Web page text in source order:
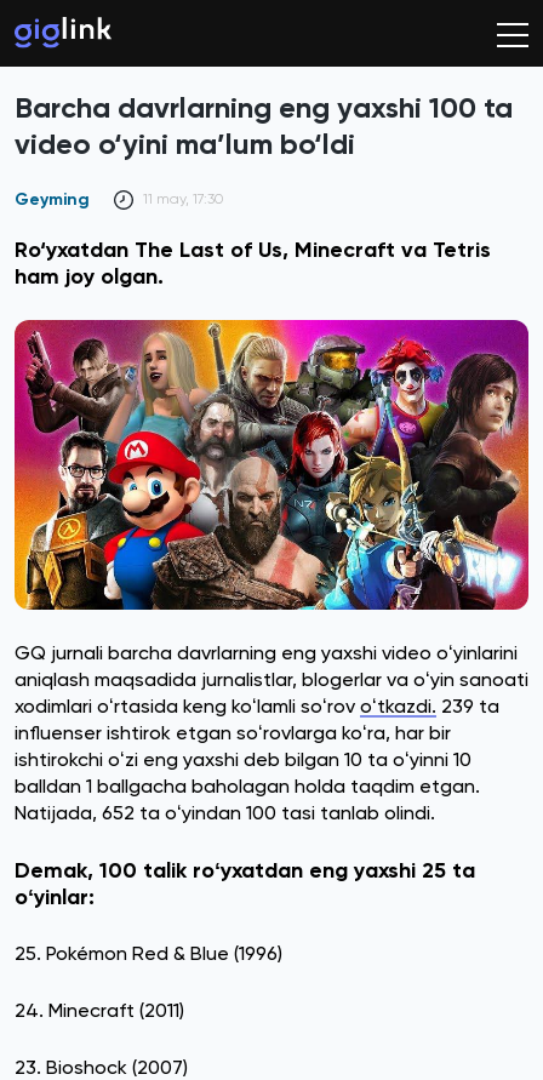
Barcha davrlarning eng yaxshi 100 ta
video o‘yini ma’lum bo‘ldi
Geyming 11 may, 17:30
Ro‘yxatdan The Last of Us, Minecraft va Tetris
ham joy olgan.
GQ jurnali barcha davrlarning eng yaxshi video oʻyinlarini
aniqlash maqsadida jurnalistlar, blogerlar va oʻyin sanoati
xodimlari oʻrtasida keng koʻlamli soʻrov oʻtkazdi. 239 ta
influenser ishtirok etgan soʻrovlarga koʻra, har bir
ishtirokchi oʻzi eng yaxshi deb bilgan 10 ta oʻyinni 10
balldan 1 ballgacha baholagan holda taqdim etgan.
Natijada, 652 ta oʻyindan 100 tasi tanlab olindi.
Demak, 100 talik roʻyxatdan eng yaxshi 25 ta
oʻyinlar:
25. Pokémon Red & Blue (1996)
24. Minecraft (2011)
23. Bioshock (2007)